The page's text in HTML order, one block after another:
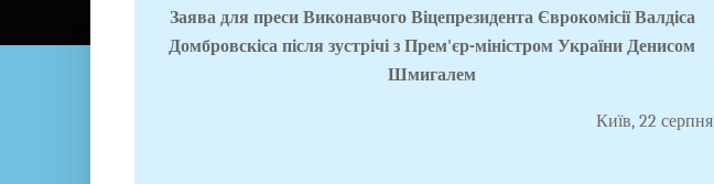
Заява для преси Виконавчого Віцепрезидента Єврокомісії Валдіса
Домбровскіса після зустрічі з Прем'єр-міністром України Денисом
Шмигалем
Київ, 22 серпня